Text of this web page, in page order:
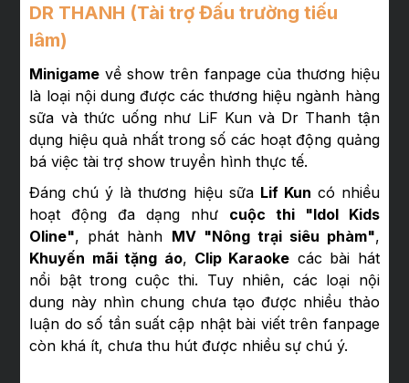
DR THANH (Tài trợ Đấu trường tiếu
lâm)
Minigame về show trên fanpage của thương hiệu
là loại nội dung được các thương hiệu ngành hàng
sữa và thức uống như LiF Kun và Dr Thanh tận
dụng hiệu quả nhất trong số các hoạt động quảng
bá việc tài trợ show truyền hình thực tế.
Đáng chú ý là thương hiệu sữa Lif Kun có nhiều
hoạt động đa dạng như cuộc thi "Idol Kids
Oline", phát hành MV "Nông trại siêu phàm",
Khuyến mãi tặng áo, Clip Karaoke các bài hát
nổi bật trong cuộc thi. Tuy nhiên, các loại nội
dung này nhìn chung chưa tạo được nhiều thảo
luận do số tần suất cập nhật bài viết trên fanpage
còn khá ít, chưa thu hút được nhiều sự chú ý.